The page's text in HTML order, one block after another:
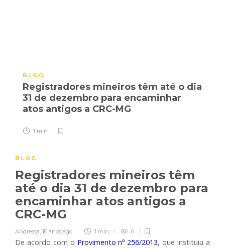
BLOG
Registradores mineiros têm até o dia
31 de dezembro para encaminhar
atos antigos a CRC-MG
1 min
BLOG
Registradores mineiros têm
até o dia 31 de dezembro para
encaminhar atos antigos a
CRC-MG
Andressa, 10 anos ago 1 min 0
De acordo com o Provimento nº 256/2013, que instituiu a